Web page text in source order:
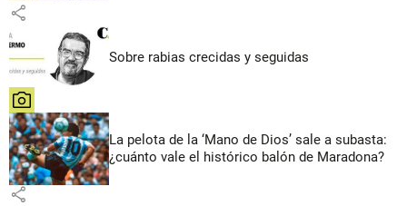
share
Sobre rabias crecidas y seguidas
share
La pelota de la ‘Mano de Dios’ sale a subasta:
¿cuánto vale el histórico balón de Maradona?
share